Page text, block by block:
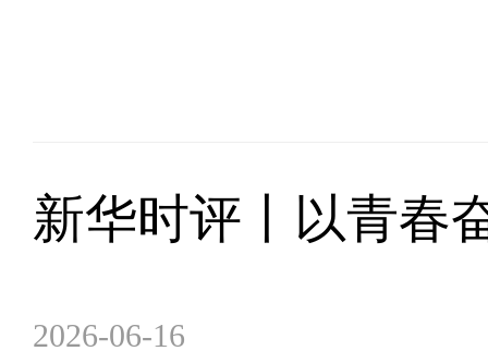
新华时评丨以青春
2026-06-16